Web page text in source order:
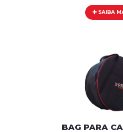
SAIBA
BAG PARA